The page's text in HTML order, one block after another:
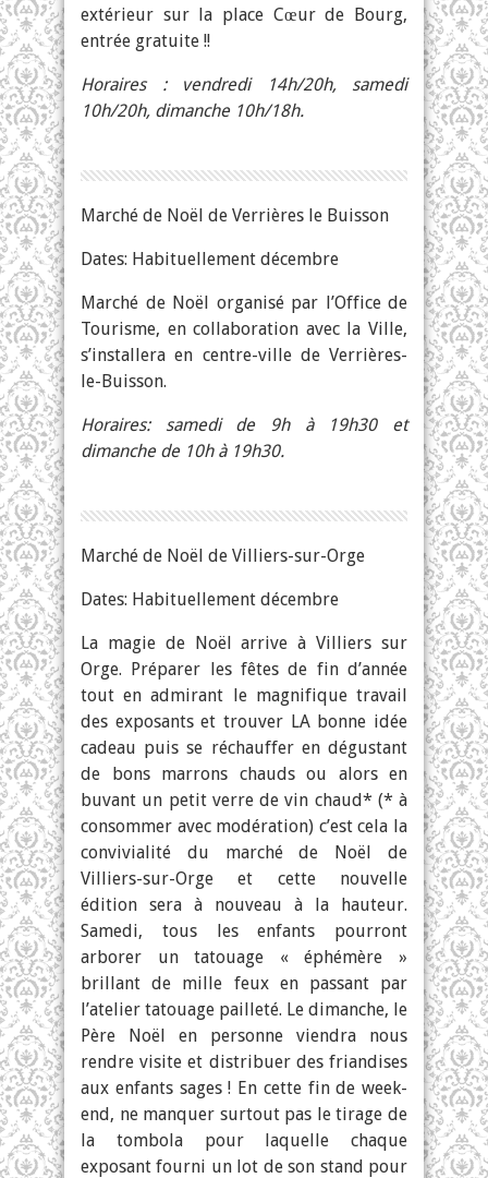
extérieur sur la place Cœur de Bourg,
entrée gratuite !!
Horaires : vendredi 14h/20h, samedi
10h/20h, dimanche 10h/18h.
Marché de Noël de Verrières le Buisson
Dates: Habituellement décembre
Marché de Noël organisé par l’Office de
Tourisme, en collaboration avec la Ville,
s’installera en centre-ville de Verrières-
le-Buisson.
Horaires: samedi de 9h à 19h30 et
dimanche de 10h à 19h30.
Marché de Noël de Villiers-sur-Orge
Dates: Habituellement décembre
La magie de Noël arrive à Villiers sur
Orge. Préparer les fêtes de fin d’année
tout en admirant le magnifique travail
des exposants et trouver LA bonne idée
cadeau puis se réchauffer en dégustant
de bons marrons chauds ou alors en
buvant un petit verre de vin chaud* (* à
consommer avec modération) c’est cela la
convivialité du marché de Noël de
Villiers-sur-Orge et cette nouvelle
édition sera à nouveau à la hauteur.
Samedi, tous les enfants pourront
arborer un tatouage « éphémère »
brillant de mille feux en passant par
l’atelier tatouage pailleté. Le dimanche, le
Père Noël en personne viendra nous
rendre visite et distribuer des friandises
aux enfants sages ! En cette fin de week-
end, ne manquer surtout pas le tirage de
la tombola pour laquelle chaque
exposant fourni un lot de son stand pour